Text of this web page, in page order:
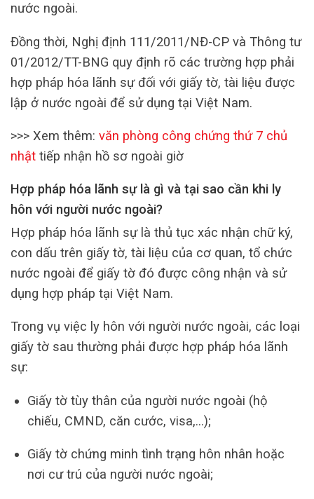
nước ngoài.
Đồng thời, Nghị định 111/2011/NĐ-CP và Thông tư
01/2012/TT-BNG quy định rõ các trường hợp phải
hợp pháp hóa lãnh sự đối với giấy tờ, tài liệu được
lập ở nước ngoài để sử dụng tại Việt Nam.
>>> Xem thêm: văn phòng công chứng thứ 7 chủ
nhật tiếp nhận hồ sơ ngoài giờ
Hợp pháp hóa lãnh sự là gì và tại sao cần khi ly
hôn với người nước ngoài?
Hợp pháp hóa lãnh sự là thủ tục xác nhận chữ ký,
con dấu trên giấy tờ, tài liệu của cơ quan, tổ chức
nước ngoài để giấy tờ đó được công nhận và sử
dụng hợp pháp tại Việt Nam.
Trong vụ việc ly hôn với người nước ngoài, các loại
giấy tờ sau thường phải được hợp pháp hóa lãnh
sự:
Giấy tờ tùy thân của người nước ngoài (hộ
chiếu, CMND, căn cước, visa,…);
Giấy tờ chứng minh tình trạng hôn nhân hoặc
nơi cư trú của người nước ngoài;